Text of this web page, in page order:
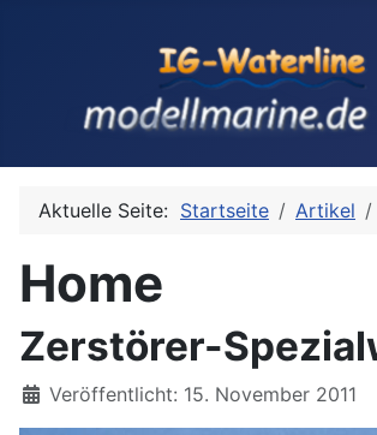
Aktuelle Seite: Startseite Artikel
Home
Zerstörer-
Details
Veröffentlicht: 15. November 2011